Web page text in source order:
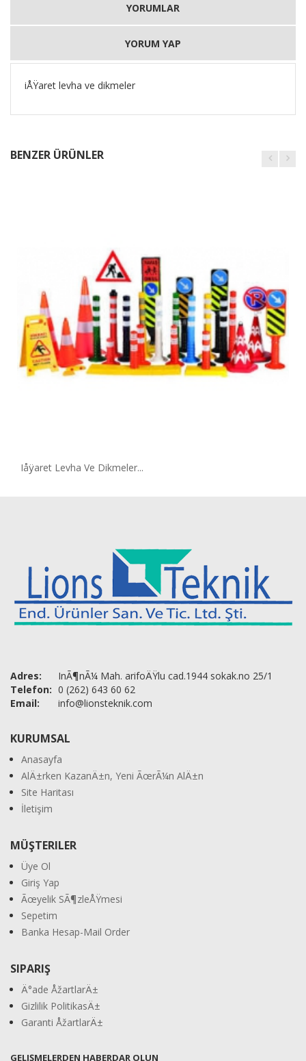
YORUMLAR
YORUM YAP
iÅŸaret levha ve dikmeler
BENZER ÜRÜNLER
Iåÿaret Levha Ve Dikmeler...
Adres:
InÃ¶nÃ¼ Mah. arifoÄŸlu cad.1944 sokak.no 25/1
Telefon: 0 (262) 643 60 62
Email:
info@lionsteknik.com
KURUMSAL
Anasayfa
AlÄ±rken KazanÄ±n, Yeni ÃœrÃ¼n AlÄ±n
Site Haritası
İletişim
MÜŞTERILER
Üye Ol
Giriş Yap
Ãœyelik SÃ¶zleÅŸmesi
Sepetim
Banka Hesap-Mail Order
SIPARIŞ
Ä°ade ÅžartlarÄ±
Gizlilik PolitikasÄ±
Garanti ÅžartlarÄ±
GELIŞMELERDEN HABERDAR OLUN